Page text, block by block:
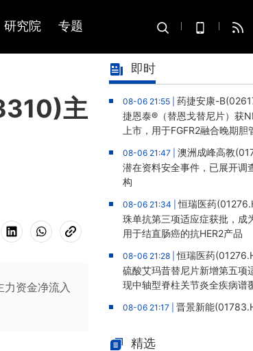
研究院 专题
主
资金净流入
即时
08-06 21:55 | 药捷安康-
捷恩泰®（替恩戈替尼片）获
上市，用于FGFR2融合晚期胆
08-06 21:47 | 澳洲成峰高教
潜在资料安全事件，已展开调
构
08-06 21:34 |恒瑞医药
珠单抗第三项适应症获批，成
用于结直肠癌的抗HER2产品
08-06 21:28 |恒瑞医药
硫酸艾玛昔替尼片新增第五项
现中轴型脊柱关节炎全疾病谱
08-06 21:17 | 晋景新能
要交易
精选